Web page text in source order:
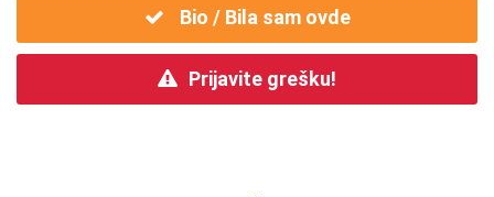
Bio / Bila sam ovde
Prijavite grešku!